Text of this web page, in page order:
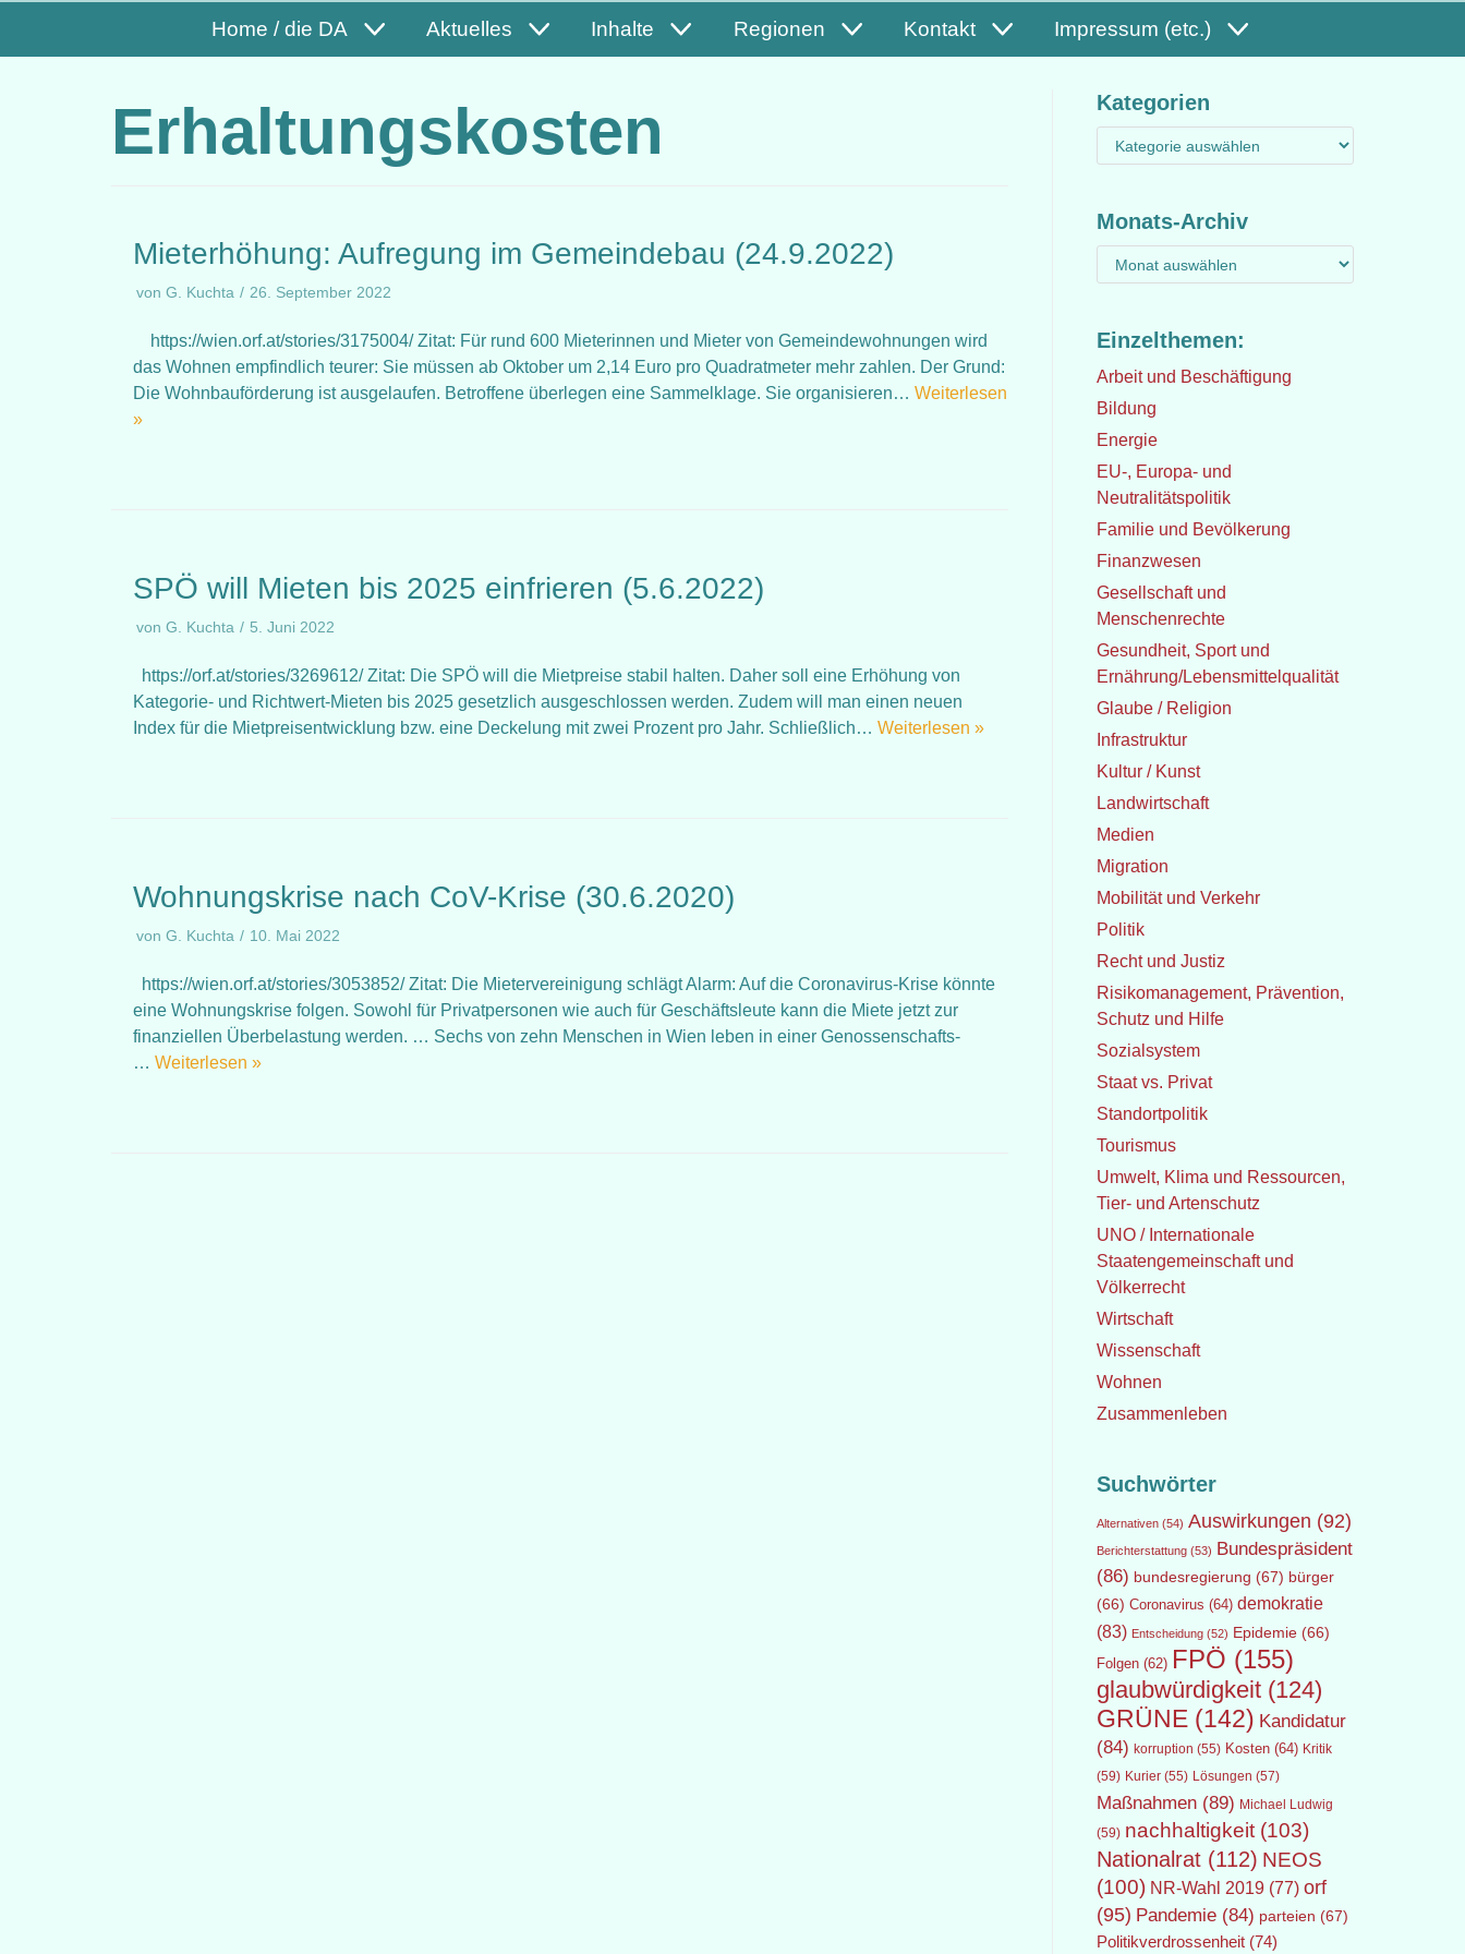
Home / die DA Aktuelles Inhalte Regionen Kontakt Impressum (etc.)
Erhaltungskosten
Mieterhöhung: Aufregung im Gemeindebau (24.9.2022)
von G. Kuchta 26. September 2022
https://wien.orf.at/stories/3175004/ Zitat: Für rund 600 Mieterinnen und Mieter von Gemeindewohnungen wird
das Wohnen empfindlich teurer: Sie müssen ab Oktober um 2,14 Euro pro Quadratmeter mehr zahlen. Der Grund:
Die Wohnbauförderung ist ausgelaufen. Betroffene überlegen eine Sammelklage. Sie organisieren… Weiterlesen
»
SPÖ will Mieten bis 2025 einfrieren (5.6.2022)
von G. Kuchta 5. Juni 2022
https://orf.at/stories/3269612/ Zitat: Die SPÖ will die Mietpreise stabil halten. Daher soll eine Erhöhung von
Kategorie- und Richtwert-Mieten bis 2025 gesetzlich ausgeschlossen werden. Zudem will man einen neuen
Index für die Mietpreisentwicklung bzw. eine Deckelung mit zwei Prozent pro Jahr. Schließlich… Weiterlesen »
Wohnungskrise nach CoV-Krise (30.6.2020)
von G. Kuchta 10. Mai 2022
https://wien.orf.at/stories/3053852/ Zitat: Die Mietervereinigung schlägt Alarm: Auf die Coronavirus-Krise könnte
eine Wohnungskrise folgen. Sowohl für Privatpersonen wie auch für Geschäftsleute kann die Miete jetzt zur
finanziellen Überbelastung werden. … Sechs von zehn Menschen in Wien leben in einer Genossenschafts-
… Weiterlesen »
Kategorien
Monats-Archiv
Einzelthemen:
Arbeit und Beschäftigung
Bildung
Energie
EU-, Europa- und
Neutralitätspolitik
Familie und Bevölkerung
Finanzwesen
Gesellschaft und
Menschenrechte
Gesundheit, Sport und
Ernährung/Lebensmittelqualität
Glaube / Religion
Infrastruktur
Kultur / Kunst
Landwirtschaft
Medien
Migration
Mobilität und Verkehr
Politik
Recht und Justiz
Risikomanagement, Prävention,
Schutz und Hilfe
Sozialsystem
Staat vs. Privat
Standortpolitik
Tourismus
Umwelt, Klima und Ressourcen,
Tier- und Artenschutz
UNO / Internationale
Staatengemeinschaft und
Völkerrecht
Wirtschaft
Wissenschaft
Wohnen
Zusammenleben
Suchwörter
Alternativen(54) Auswirkungen (92)
Berichterstattung(53) Bundespräsident
(86) bundesregierung (67) bürger
(66) Coronavirus (64) demokratie
(83) Entscheidung(52) Epidemie(66)
Folgen(62) FPÖ (155)
glaubwürdigkeit(124)
GRÜNE(142) Kandidatur
(84) korruption (55) Kosten(64) Kritik
(59) Kurier(55) Lösungen (57)
Maßnahmen(89) Michael Ludwig
(59) nachhaltigkeit(103)
Nationalrat(112) NEOS
(100) NR-Wahl 2019(77) orf
(95) Pandemie(84) parteien (67)
Politikverdrossenheit(74)